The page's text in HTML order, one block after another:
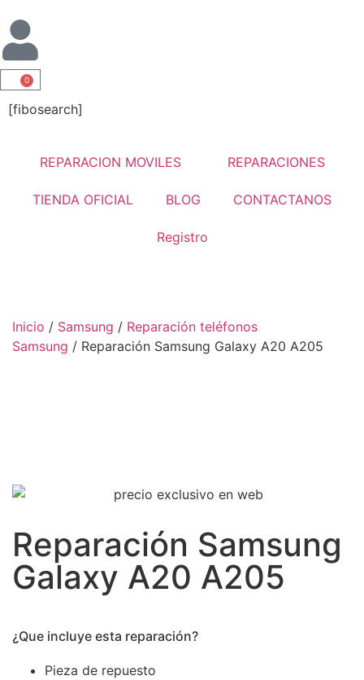
0
[fibosearch]
REPARACION MOVILES REPARACIONES
TIENDA OFICIAL BLOG CONTACTANOS
Registro
Inicio / Samsung / Reparación teléfonos
Samsung / Reparación Samsung Galaxy A20 A205
Reparación Samsung
Galaxy A20 A205
¿Que incluye esta reparación?
Pieza de repuesto